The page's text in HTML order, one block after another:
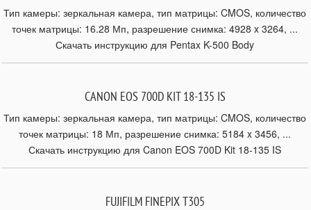
Тип камеры: зеркальная камера, тип матрицы: CMOS, количество
точек матрицы: 16.28 Мп, разрешение снимка: 4928 x 3264, ...
Скачать инструкцию для Pentax K-500 Body
CANON EOS 700D KIT 18-135 IS
Тип камеры: зеркальная камера, тип матрицы: CMOS, количество
точек матрицы: 18 Мп, разрешение снимка: 5184 x 3456, ...
Скачать инструкцию для Canon EOS 700D Kit 18-135 IS
FUJIFILM FINEPIX T305